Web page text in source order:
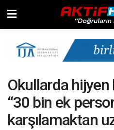
Okullarda
“30 bin ek
karşılamaktan